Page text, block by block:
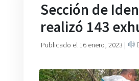
Sección de
realizó 143
Publicado el 16 enero, 2023 |